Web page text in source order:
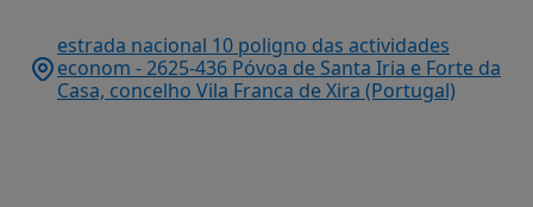
estrada nacional 10 poligno das actividades
econom - 2625-436 Póvoa de Santa Iria e Forte da
Casa, concelho Vila Franca de Xira (Portugal)